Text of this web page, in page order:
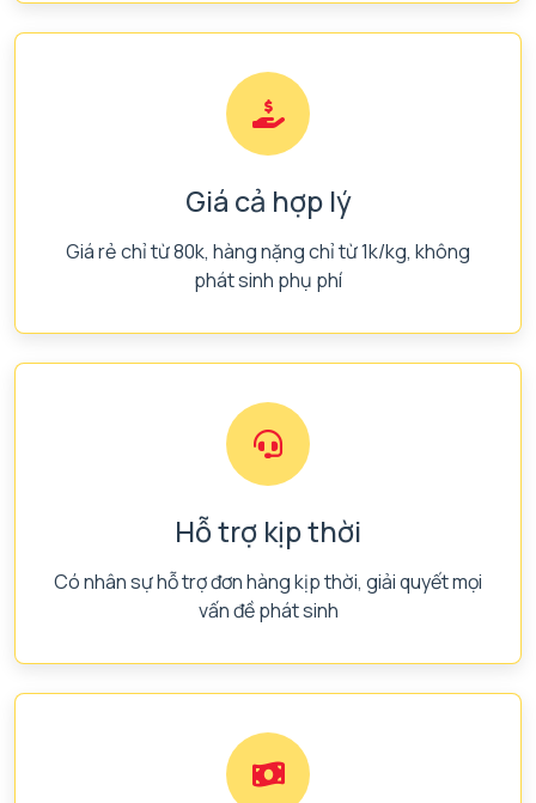
Giá cả hợp lý
Giá rẻ chỉ từ 80k, hàng nặng chỉ từ 1k/kg, không
phát sinh phụ phí
Hỗ trợ kịp thời
Có nhân sự hỗ trợ đơn hàng kịp thời, giải quyết mọi
vấn đề phát sinh